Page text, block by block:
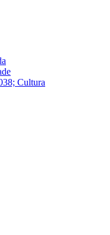
Cultura